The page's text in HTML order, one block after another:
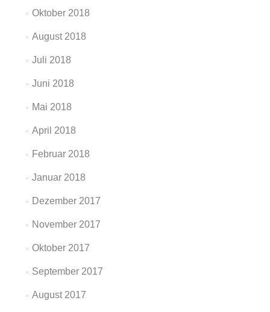
Oktober 2018
August 2018
Juli 2018
Juni 2018
Mai 2018
April 2018
Februar 2018
Januar 2018
Dezember 2017
November 2017
Oktober 2017
September 2017
August 2017